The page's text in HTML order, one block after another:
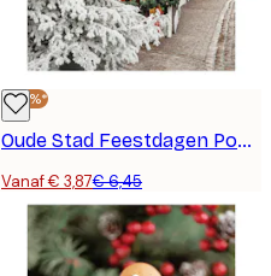
-40%*
Oude Stad Feestdagen Poster
Vanaf € 3,87€ 6,45